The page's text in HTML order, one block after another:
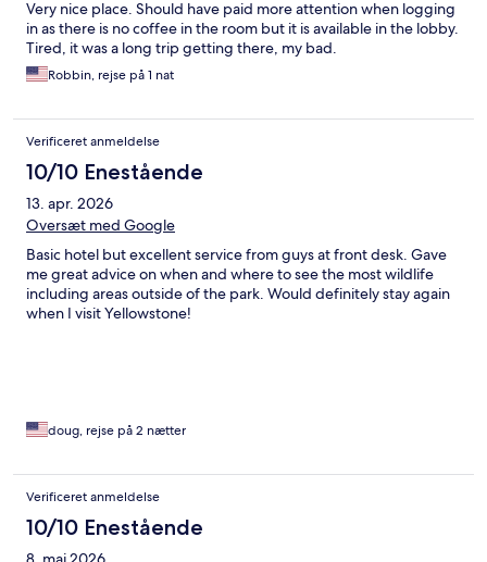
Very nice place. Should have paid more attention when logging
in as there is no coffee in the room but it is available in the lobby.
Tired, it was a long trip getting there, my bad.
Robbin, rejse på 1 nat
Verificeret anmeldelse
10/10 Enestående
13. apr. 2026
Oversæt med Google
Basic hotel but excellent service from guys at front desk. Gave
me great advice on when and where to see the most wildlife
including areas outside of the park. Would definitely stay again
when I visit Yellowstone!
doug, rejse på 2 nætter
Verificeret anmeldelse
10/10 Enestående